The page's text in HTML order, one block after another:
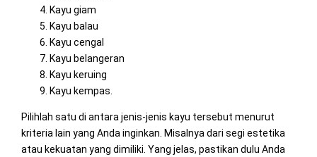
Kayu giam
Kayu balau
Kayu cengal
Kayu belangeran
Kayu keruing
Kayu kempas.
Pilihlah satu di antara jenis-jenis kayu tersebut menurut
kriteria lain yang Anda inginkan. Misalnya dari segi estetika
atau kekuatan yang dimiliki. Yang jelas, pastikan dulu Anda